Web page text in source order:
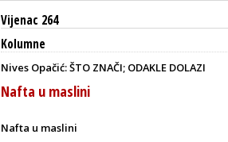
Vijenac 264
Kolumne
Nives Opačić: ŠTO ZNAČI; ODAKLE DOLAZI
Nafta u maslini
Nafta u maslini